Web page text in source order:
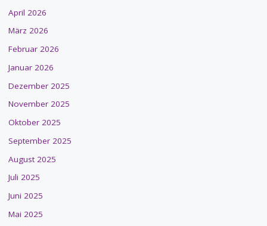
April 2026
März 2026
Februar 2026
Januar 2026
Dezember 2025
November 2025
Oktober 2025
September 2025
August 2025
Juli 2025
Juni 2025
Mai 2025